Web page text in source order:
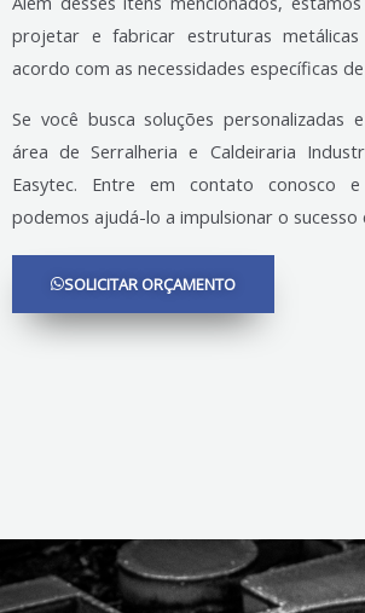
projetar e fabricar estruturas
acordo com as necessidades específicas
Se você busca soluções personalizadas
área de Serralheria e Caldeiraria
Easytec. Entre em contato conosco
podemos ajudá-lo a impulsionar o sucesso
SOLICITAR ORÇAMENTO